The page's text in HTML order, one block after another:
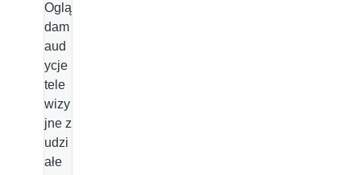
Oglą
dam
aud
ycje
tele
wizy
jne z
udzi
ałe